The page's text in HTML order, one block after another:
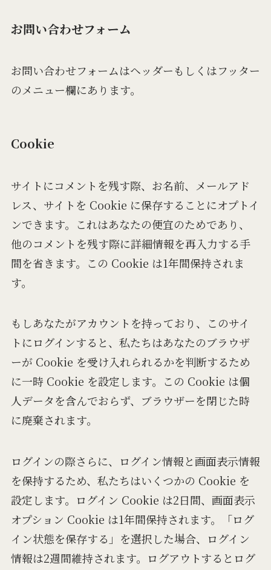
お問い合わせフォーム
お問い合わせフォームはヘッダーもしくはフッター
のメニュー欄にあります。
Cookie
サイトにコメントを残す際、お名前、メールアド
レス、サイトを Cookie に保存することにオプトイ
ンできます。これはあなたの便宜のためであり、
他のコメントを残す際に詳細情報を再入力する手
間を省きます。この Cookie は1年間保持されま
す。
もしあなたがアカウントを持っており、このサイ
トにログインすると、私たちはあなたのブラウザ
ーが Cookie を受け入れられるかを判断するため
に一時 Cookie を設定します。この Cookie は個
人データを含んでおらず、ブラウザーを閉じた時
に廃棄されます。
ログインの際さらに、ログイン情報と画面表示情報
を保持するため、私たちはいくつかの Cookie を
設定します。ログイン Cookie は2日間、画面表示
オプション Cookie は1年間保持されます。「ログ
イン状態を保存する」を選択した場合、ログイン
情報は2週間維持されます。ログアウトするとログ